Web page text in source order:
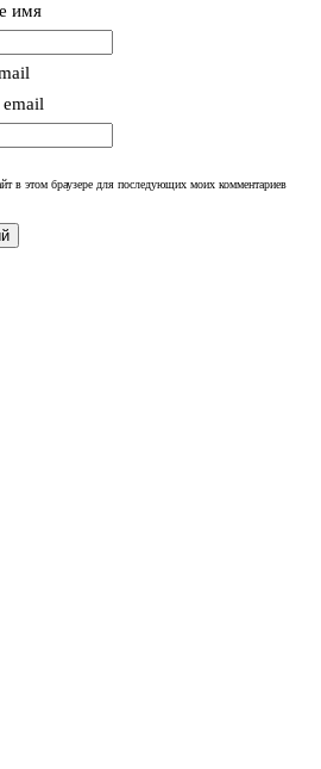
имя
в этом браузере для последующих моих комментариев